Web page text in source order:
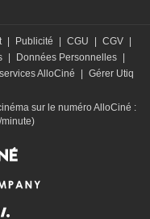
| Publicité | CGU | CGV |
| Données Personnelles |
AlloCiné | Gérer Utiq
sur le numéro AlloCiné :